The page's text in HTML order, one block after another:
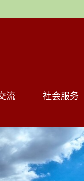
流 社会服务